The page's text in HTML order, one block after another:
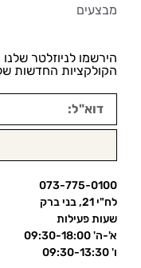
מבצעים
הירשמו לניוזלטר
הקולקציות החדשות
073-775-0100
לח"י 21, בני ברק
שעות פעילות
א'-ה' 09:30-18:00
ו' 09:30-13:30